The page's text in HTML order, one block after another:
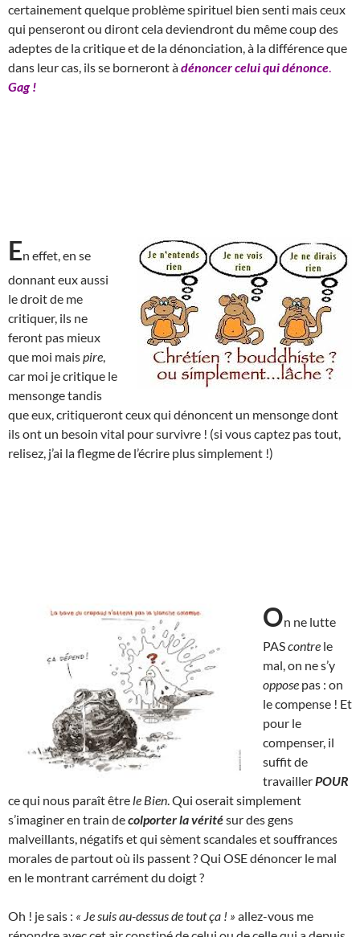
certainement quelque problème spirituel bien senti mais ceux
qui penseront ou diront cela deviendront du même coup des
adeptes de la critique et de la dénonciation, à la différence que
dans leur cas, ils se borneront àdénoncer celui qui dénonce
Gag !
En effet, en se
donnant eux aussi
le droit de me
critiquer, ils ne
feront pas mieux
que moi maispire
car moi je critique le
mensonge tandis
que eux, critiqueront ceux qui dénoncent un mensonge dont
ils ont un besoin vital pour survivre ! (si vous captez pas tout,
relisez, j’ai la flegme de l’écrire plus simplement !)
On ne lutte
PAScontre le
mal, on ne s’y
oppose pas : on
le compense ! Et
pour le
compenser, il
suffit de
travailler POUR
ce qui nous paraît être le Bien . Qui oserait simplement
s’imaginer en train decolporter la véritésur des gens
malveillants, négatifs et qui sèment scandales et souffrances
morales de partout où ils passent ? Qui OSE dénoncer le mal
en le montrant carrément du doigt ?
Oh ! je sais : « Je suis au-dessus de tout ça ! » allez-vous me